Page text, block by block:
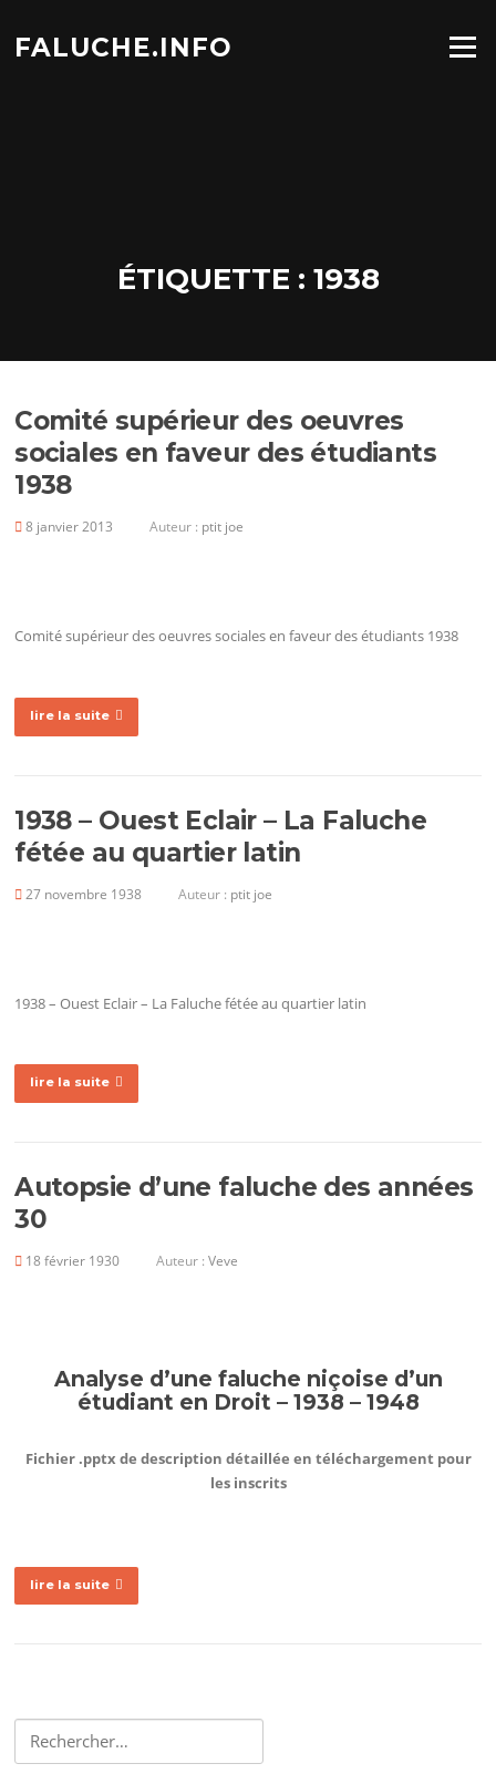
contenu
FALUCHE.INFO Menu
ÉTIQUETTE : 1938
Comité supérieur des oeuvres
sociales en faveur des étudiants
1938
8 janvier 2013 Auteur : ptit joe
Comité supérieur des oeuvres sociales en faveur des étudiants 1938
lire la suite
1938 – Ouest Eclair – La Faluche
fétée au quartier latin
27 novembre 1938 Auteur : ptit joe
1938 – Ouest Eclair – La Faluche fétée au quartier latin
lire la suite
Autopsie d’une faluche des années
30
18 février 1930 Auteur :Veve
Analyse d’une faluche niçoise d’un
étudiant en Droit – 1938 – 1948
Fichier .pptx de description détaillée en téléchargement pour
les inscrits
lire la suite